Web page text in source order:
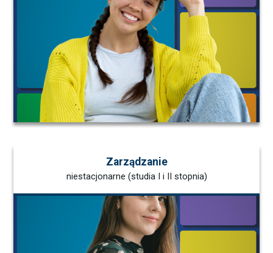
Zarządzanie
niestacjonarne (studia I i II stopnia)